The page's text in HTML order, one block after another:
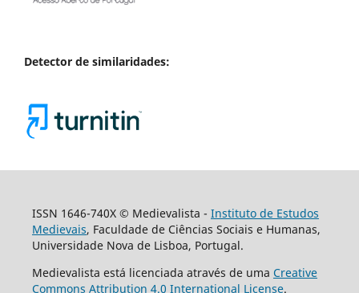
Detector de similaridades:
ISSN 1646-740X © Medievalista - Instituto de Estudos
Medievais, Faculdade de Ciências Sociais e Humanas,
Universidade Nova de Lisboa, Portugal.
Medievalista está licenciada através de uma Creative
Commons Attribution 4.0 International License.